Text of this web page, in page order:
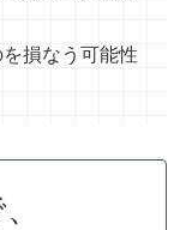
損なう可能性